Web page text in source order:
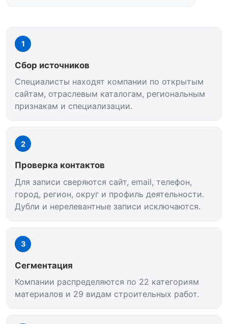
1
Сбор источников
Специалисты находят компании по открытым
сайтам, отраслевым каталогам, региональным
признакам и специализации.
2
Проверка контактов
Для записи сверяются сайт, email, телефон,
город, регион, округ и профиль деятельности.
Дубли и нерелевантные записи исключаются.
3
Сегментация
Компании распределяются по 22 категориям
материалов и 29 видам строительных работ.